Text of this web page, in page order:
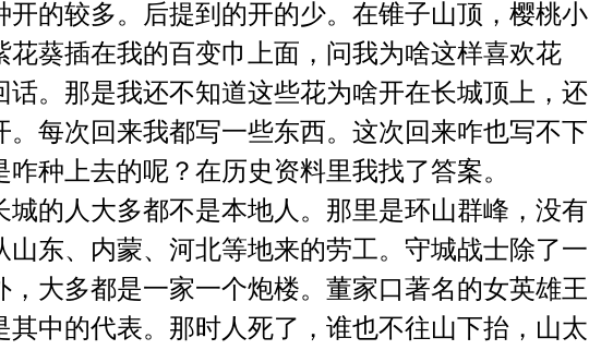
开的较多。后提到的开的少。在锥子山顶，樱桃小
花葵插在我的百变巾上面，问我为啥这样喜欢花
话。那是我还不知道这些花为啥开在长城顶上，还
。每次回来我都写一些东西。这次回来咋也写不下
咋种上去的呢？在历史资料里我找了答案。
的人大多都不是本地人。那里是环山群峰，没有
山东、内蒙、河北等地来的劳工。守城战士除了一
，大多都是一家一个炮楼。董家口著名的女英雄王
其中的代表。那时人死了，谁也不往山下抬，山太